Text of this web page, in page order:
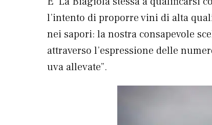
l’intento di proporre vini di alta
nei sapori: la nostra consapevole
attraverso l’espressione delle
uva allevate”.